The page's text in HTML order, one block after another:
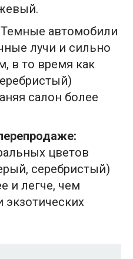
Темные автомобили
лучи и сильно
в то время как
салон более
цветов
серебристый)
и легче, чем